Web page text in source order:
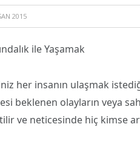
2015
ile Yaşamak
her insanın ulaşmak
beklenen olayların veya
ve neticesinde hiç kimse